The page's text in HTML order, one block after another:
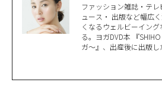
ファッション雑誌・テ
ュース・ 出版など幅広
くなるウェルビーイン
る。ヨガDVD本 『
ガ〜』、出産後に出版
破。 比叡山延暦寺など
ーをはじめとするさま